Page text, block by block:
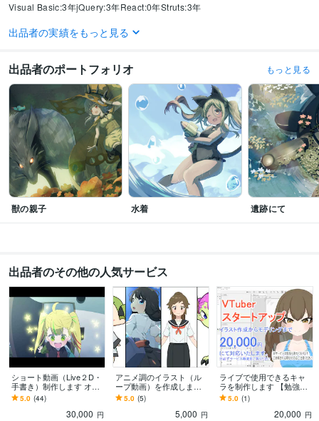
Visual Basic:3年jQuery:3年React:0年Struts:3年
ビジネス・クリエイティブツール
WordPress:2年
得意分野
イラスト作成・漫画制作 イラスト作成
Web制作・HP作成・EC構築 プログラミング
出品者の実績をもっと見る
出品者のポートフォリオ もっと見る
獣の親子 水着 遺跡にて
出品者のその他の人気サービス
ショート動画（Live２D・
手書き）制作します オリ
ジナルキャラクターを動
かしてみませんか？
5.0 (44)
30,000 円
アニメ調のイラスト（ル
ープ動画）を作成します
アニメ調のイラスト、簡
単なループ動画を作成し
5.0 (5)
5,000 円
ライブで使用できるキャ
ラを制作します 【勉強
中】イラストからモデリ
ングまで一括対応いたし
5.0 (1)
20,000 円